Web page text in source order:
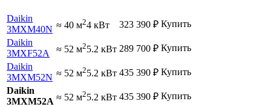
Daikin
3MXM40N ≈ 40 м24 кВт 323 390 ₽ Купить
Daikin
3MXF52A
≈ 52 м25.2 кВт 289 700 ₽ Купить
Daikin
3MXM52N ≈ 52 м25.2 кВт 435 390 ₽ Купить
Daikin
3MXM52A ≈ 52 м25.2 кВт 435 390 ₽ Купить